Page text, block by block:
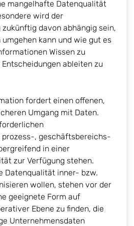
mangelhafte Datenqualität
wird der
davon abhängig sein,
kann und wie gut es
Wissen zu
ableiten zu
fordert einen offenen,
Umgang mit Daten.
prozess-, geschäftsbereichs-
in einer
zur Verfügung stehen.
Datenqualität inner- bzw.
wollen, stehen vor der
geeignete Form auf
Ebene zu finden, die
Unternehmensdaten